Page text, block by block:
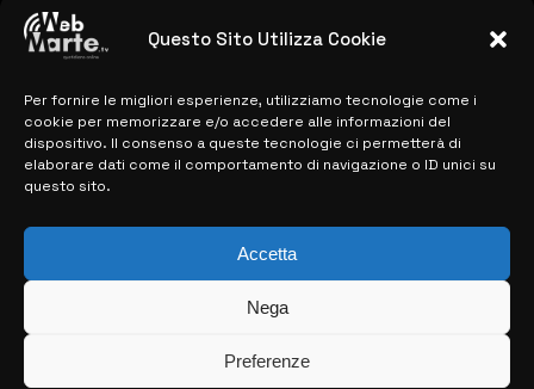
Questo Sito Utilizza Cookie
Per fornire le migliori esperienze, utilizziamo tecnologie come i
cookie per memorizzare e/o accedere alle informazioni del
dispositivo. Il consenso a queste tecnologie ci permetterà di
elaborare dati come il comportamento di navigazione o ID unici su
questo sito.
Accetta
Nega
Preferenze
MAPPA DEL SITO
> NOTIZIE